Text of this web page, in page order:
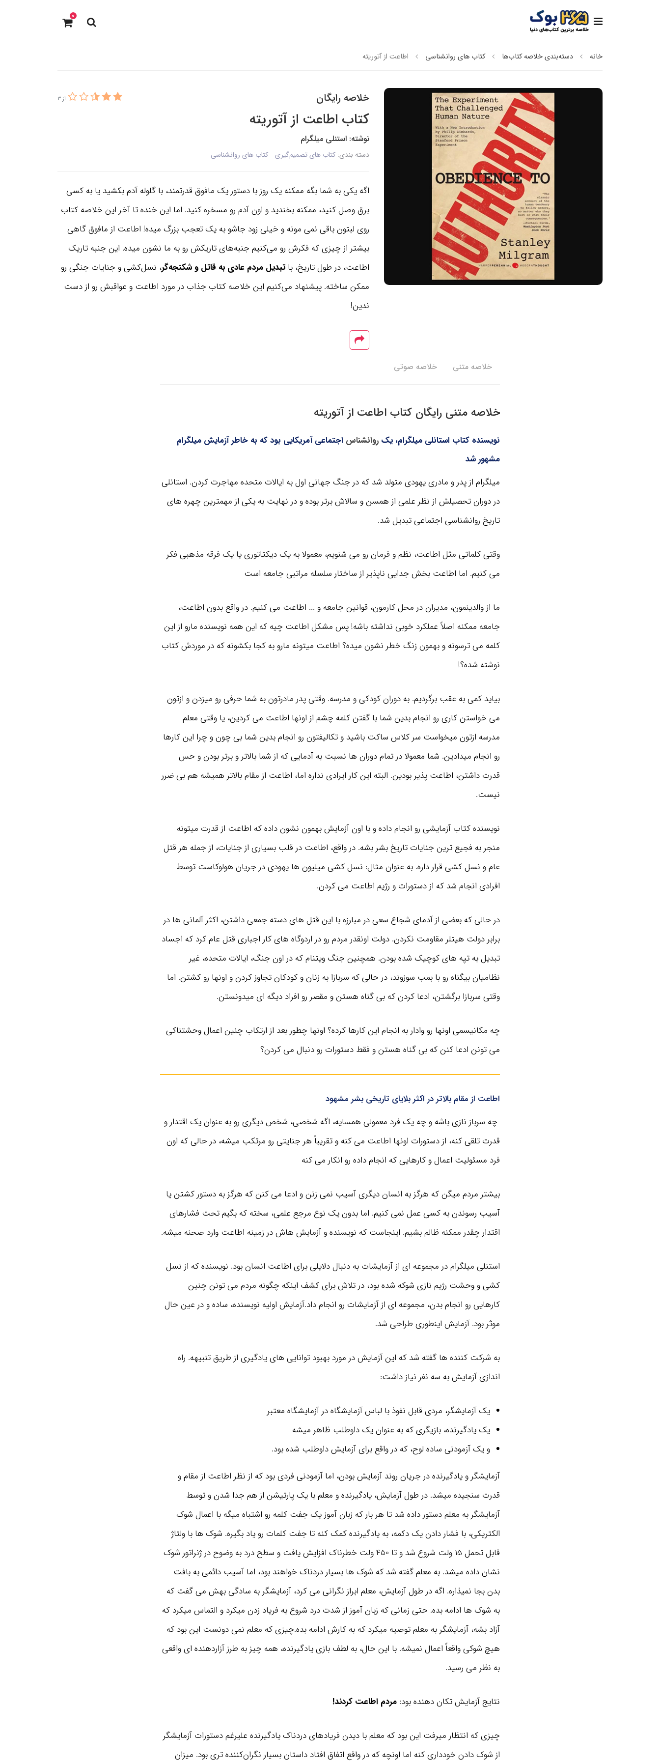
0
خانه دسته‌بندی خلاصه کتاب‌ها کتاب های روانشناسی اطاعت از آتوریته
خلاصه رایگان از 3
کتاب اطاعت از آتوریته
نوشته: استنلی میلگرام
دسته بندی: کتاب های تصمیم‌گیری کتاب های روانشناسی
اگه یکی به شما بگه ممکنه یک روز با دستور یک مافوق قدرتمند، با گلوله آدم بکشید یا به کسی
برق وصل کنید، ممکنه بخندید و اون آدم رو مسخره کنید. اما این خنده تا آخر این خلاصه کتاب
روی لبتون باقی نمی مونه و خیلی زود جاشو به یک تعجب بزرگ میده! اطاعت از مافوق گاهی
بیشتر از چیزی که فکرش رو می‌کنیم جنبه‌های تاریکش رو به ما نشون میده. این جنبه تاریک
اطاعت، در طول تاریخ، با تبدیل مردم عادی به قاتل و شکنجه‌گر، نسل‌کشی و جنایات جنگی رو
ممکن ساخته. پیشنهاد می‌کنیم این خلاصه کتاب جذاب در مورد اطاعت و عواقبش رو از دست
ندین!
خلاصه متنی خلاصه صوتی
خلاصه متنی رایگان کتاب اطاعت از آتوریته
نویسنده کتاب استانلی میلگرام، یکروانشناس اجتماعی آمریکایی بود که به خاطر آزمایش میلگرام
مشهور شد
میلگرام از پدر و مادری یهودی متولد شد که در جنگ جهانی اول به ایالات متحده مهاجرت كردن. استانلی
در دوران تحصیلش از نظر علمی از همسن و سالاش برتر بوده و در نهایت به یکی از مهمترین چهره های
تاریخ روانشناسی اجتماعی تبدیل شد.
وقتی کلماتی مثل اطاعت، نظم و فرمان رو می شنویم، معمولا به یک دیکتاتوری یا یک فرقه مذهبی فکر
می کنیم. اما اطاعت بخش جدایی ناپذیر از ساختار سلسله مراتبی جامعه است
ما از والدینمون، مدیران در محل کارمون، قوانین جامعه و ... اطاعت می کنیم. در واقع بدون اطاعت،
جامعه ممکنه اصلاً عملکرد خوبی نداشته باشه! پس مشکل اطاعت چیه که این همه نویسنده مارو از این
کلمه می ترسونه و بهمون زنگ خطر نشون میده؟ اطاعت میتونه مارو به کجا بکشونه که در موردش کتاب
نوشته شده؟!
بیاید کمی به عقب برگردیم. به دوران کودکی و مدرسه. وقتی پدر مادرتون به شما حرفی رو میزدن و ازتون
می خواستن کاری رو انجام بدین شما با گفتن کلمه چشم از اونها اطاعت می کردین، یا وقتی معلم
مدرسه ازتون میخواست سر کلاس ساکت باشید و تکالیفتون رو انجام بدین شما بی چون و چرا این کارها
رو انجام میدادین. شما معمولا در تمام دوران ها نسبت به آدمایی که از شما بالاتر و برتر بودن و حس
قدرت داشتن، اطاعت پذیر بودین. البته این کار ایرادی نداره اما، اطاعت از مقام بالاتر همیشه هم بی ضرر
نیست.
نویسنده کتاب آزمایشی رو انجام داده و با اون آزمایش بهمون نشون داده که اطاعت از قدرت میتونه
منجر به فجیع ترین جنایات تاریخ بشر بشه. در واقع، اطاعت در قلب بسیاری از جنایات، از جمله هر قتل
عام و نسل کشی قرار داره. به عنوان مثال: نسل کشی میلیون ها یهودی در جریان هولوکاست توسط
افرادی انجام شد که از دستورات و رژیم اطاعت می کردن.
در حالی که بعضی از آدمای شجاع سعی در مبارزه با این قتل ‌های دسته ‌جمعی داشتن، اکثر آلمانی ‌ها در
برابر دولت هیتلر مقاومت نکردن. دولت اونقدر مردم رو در اردوگاه‌ های کار اجباری قتل عام کرد که اجساد
تبدیل به تپه‌ های کوچیک شده بودن. همچنین جنگ ویتنام که در اون جنگ، ایالات متحده، غیر
نظامیان بیگناه رو با بمب سوزوند، در حالی که سربازا به زنان و کودکان تجاوز کردن و اونها رو کشتن. اما
وقتی سربازا برگشتن، ادعا کردن که بی گناه هستن و مقصر رو افراد دیگه ای میدونستن.
چه مکانیسمی اونها رو وادار به انجام این کارها کرده؟ اونها چطور بعد از ارتکاب چنین اعمال وحشتناکی
می تونن ادعا کنن که بی گناه هستن و فقط دستورات رو دنبال می کردن؟
اطاعت از مقام بالاتر در اکثر بلایای تاریخی بشر مشهود
چه سرباز نازی باشه و چه یک فرد معمولی همسایه، اگه شخصی، شخص دیگری رو به عنوان یک اقتدار و
قدرت تلقی کنه، از دستورات اونها اطاعت می کنه و تقریباً هر جنایتی رو مرتکب میشه، در حالی که اون
فرد مسئولیت اعمال و کارهایی که انجام داده رو انکار می کنه
بیشتر مردم میگن که هرگز به انسان دیگری آسیب نمی زنن و ادعا می کنن که هرگز به دستور کشتن یا
آسیب رسوندن به کسی عمل نمی کنیم. اما بدون یک نوع مرجع علمی، سخته که بگیم تحت فشارهای
اقتدار چقدر ممکنه ظالم بشیم. اینجاست که نویسنده و آزمایش هاش در زمینه اطاعت وارد صحنه میشه.
استنلی میلگرام در مجموعه ای از آزمایشات به دنبال دلایلی برای اطاعت انسان بود. نویسنده که از نسل
کشی و وحشت رژیم نازی شوکه شده بود، در تلاش برای کشف اینکه چگونه مردم می تونن چنین
کارهایی رو انجام بدن، مجموعه ای از آزمایشات رو انجام داد.آزمایش اولیه نویسنده، ساده و در عین حال
موثر بود. آزمایش اینطوری طراحی شد.
به شرکت کننده ها گفته شد که این آزمایش در مورد بهبود توانایی های یادگیری از طریق تنبیهه. راه
اندازی آزمایش به سه نفر نیاز داشت:
یک آزمايشگر، مردي قابل نفوذ با لباس آزمايشگاه در آزمایشگاه معتبر
یک یادگیرنده، بازیگری که به عنوان یک داوطلب ظاهر میشه
و یک آزمودنی ساده لوح، که در واقع برای آزمایش داوطلب شده بود.
آزمايشگر و يادگيرنده در جریان روند آزمايش بودن، اما آزمودني فردی بود که از نظر اطاعت از مقام و
قدرت سنجیده میشد. در طول آزمایش، یادگیرنده و معلم با یک پارتیشن از هم جدا شدن و توسط
آزمایشگر به معلم دستور داده شد تا هر بار که زبان آموز یک جفت کلمه رو اشتباه میگه با اعمال شوک
الکتریکی، با فشار دادن یک دکمه، به یادگیرنده کمک کنه تا جفت کلمات رو یاد بگیره. شوک ها با ولتاژ
قابل تحمل 15 ولت شروع شد و تا 450 ولت خطرناک افزایش یافت و سطح درد به وضوح در ژنراتور شوک
نشان داده میشد. به معلم گفته شد که شوک‌ ها بسیار دردناک خواهند بود، اما آسیب دائمی به بافت
بدن بجا نمیذاره. اگه در طول آزمایش، معلم ابراز نگرانی می کرد، آزمایشگر به سادگی بهش می گفت که
به شوک ها ادامه بده. حتی زمانی که زبان آموز از شدت درد شروع به فریاد زدن میکرد و التماس میکرد که
آزاد بشه، آزمایشگر به معلم توصیه میکرد که به کارش ادامه بده.چیزی که معلم نمی دونست این بود که
هیچ شوکی واقعاً اعمال نمیشه. با این حال، به لطف بازی یادگیرنده، همه چیز به طرز آزاردهنده ای واقعی
به نظر می رسید.
نتایج آزمایش تکان دهنده بود: مردم اطاعت کردند!
چیزی که انتظار میرفت این بود که معلم با دیدن فریادهای دردناک یادگیرنده علیرغم دستورات آزمایشگر
از شوک دادن خودداری کنه اما اونچه که در واقع اتفاق افتاد داستان بسیار نگران‌کننده ‌تری بود. میزان
کافیه 20 دقیقه از وقت مرده خودت رو بذاری و به
خلاصه یک کتاب مفید گوش بدی، بعد یک سال
مطمئن باش زندگیت متحول میشه!